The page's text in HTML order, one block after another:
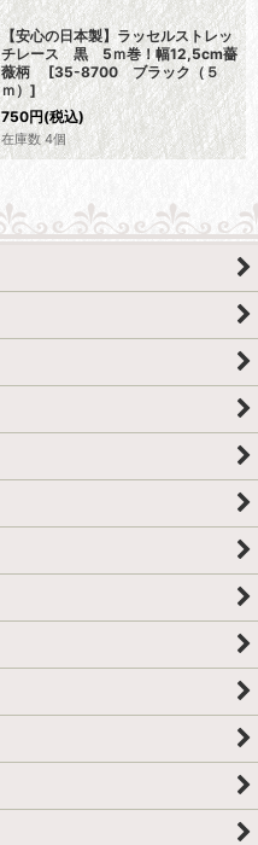
【安心の日本製】ラッセルストレッ
チレース 黒 5ｍ巻！幅12,5cm薔
薇柄 [35-8700 ブラック（５
ｍ）]
750円(税込)
在庫数 4個